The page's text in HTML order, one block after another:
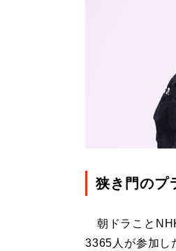
狭き門のプ
朝ドラこと
3365人が参加し